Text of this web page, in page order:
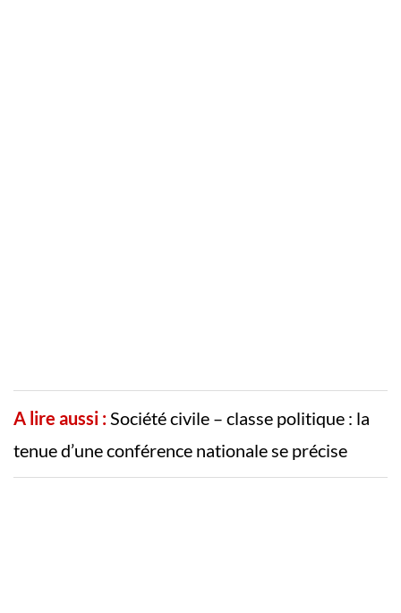
A lire aussi :Société civile – classe politique : la
tenue d’une conférence nationale se précise